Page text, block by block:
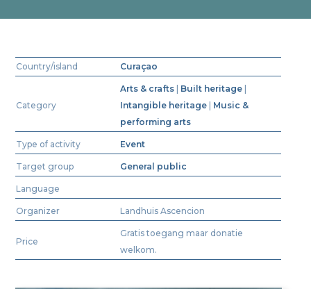
Country/island Curaçao
Category
Arts & crafts Built heritage
Intangible heritage
Music &
performing arts
Type of activity Event
Target group General public
Language
Organizer Landhuis Ascencion
Price
Gratis toegang maar donatie
welkom.